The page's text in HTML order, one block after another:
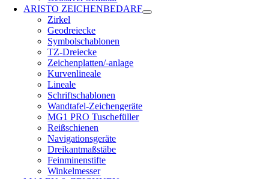
ARISTO ZEICHENBEDARF
Zirkel
Geodreiecke
Symbolschablonen
TZ-Dreiecke
Zeichenplatten/-anlage
Kurvenlineale
Lineale
Schriftschablonen
Wandtafel-Zeichengeräte
MG1 PRO Tuschefüller
Reißschienen
Navigationsgeräte
Dreikantmaßstäbe
Feinminenstifte
Winkelmesser